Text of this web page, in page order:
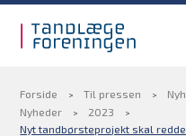
Til tandlæger
Medlemsfordele
Forside Til pressen
Nyheder
2023
Nyt tandbørsteprojekt skal